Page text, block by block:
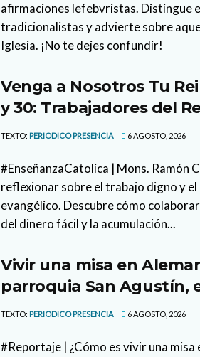
afirmaciones lefebvristas. Distingue
tradicionalistas y advierte sobre
Iglesia. ¡No te dejes confundir!
Venga a Nosotros Tu
y 30: Trabajadores del
TEXTO: PERIODICO PRESENCIA 6 AGOSTO, 2026
#EnseñanzaCatolica | Mons. Ramón
reflexionar sobre el trabajo digno y
evangélico. Descubre cómo
del dinero fácil y la acumulación...
Vivir una misa en
parroquia San Agustín,
TEXTO: PERIODICO PRESENCIA 6 AGOSTO, 2026
#Reportaje | ¿Cómo es vivir una misa